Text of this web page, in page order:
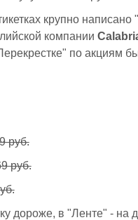
крупно
компании
по акциям
руб.
руб.
дороже, в "Ленте" - на